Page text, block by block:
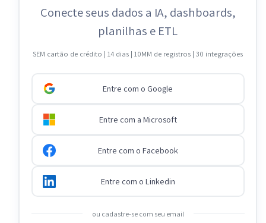
Conecte seus dados a IA, dashboards,
planilhas e ETL
SEM cartão de crédito | 14 dias | 10MM de registros | 30 integrações
Entre com o Google
Entre com a Microsoft
Entre com o Facebook
Entre com o Linkedin
ou cadastre-se com seu email